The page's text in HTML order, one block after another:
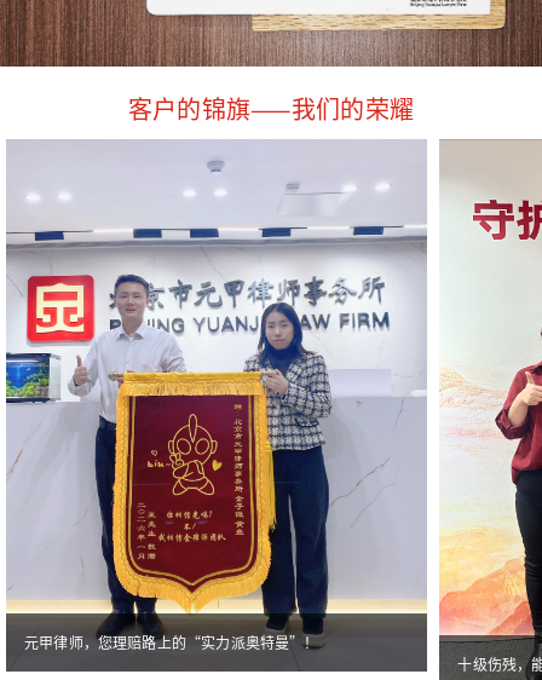
客户的锦旗——我们的荣耀
元甲律师，您理赔路上的“实力派奥特曼”！
十级伤残，